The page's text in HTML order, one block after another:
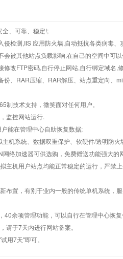
全、可靠、稳定!;
侵检测,IIS 应用防火墙,自动抵抗各类病毒、
会被其他站点负载影响,在自己的空间中可
修改FTP密码,自行停止网站,自行绑定域名,
份、RAR压缩、RAR解压、站点重定向、
制技术支持，微笑面对任何用户。
监控网站运行.
能在管理中心自助恢复数据;
机系统、数据双重保护、软硬件/透明防火
络加速器可供选购，免费赠送功能强大
主机用户站点均能正常稳定的运行，严禁
布置，有别于业内一般的传统单机系统，
40余项管理功能，可以自行在管理中心恢
请于7天内进行网站备案。
用7天"即可。